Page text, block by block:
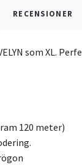
RECENSIONER
som XL.
120 meter)